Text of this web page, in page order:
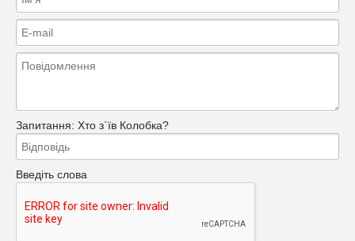
Запитання: Хто з`їв Колобка?
Введіть слова